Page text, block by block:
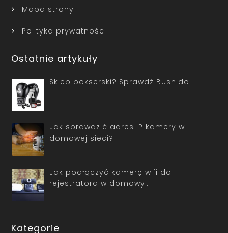
Mapa strony
Polityka prywatności
Ostatnie artykuły
Sklep bokserski? Sprawdź Bushido!
Jak sprawdzić adres IP kamery w
domowej sieci?
Jak podłączyć kamerę wifi do
rejestratora w domowy…
Kategorie